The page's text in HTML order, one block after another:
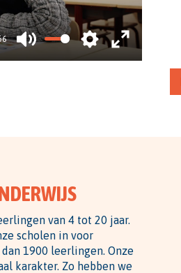
MUTE SETTINGSENTER
van 4 tot 20 jaar.
scholen in voor
1900 leerlingen. Onze
karakter. Zo hebben we